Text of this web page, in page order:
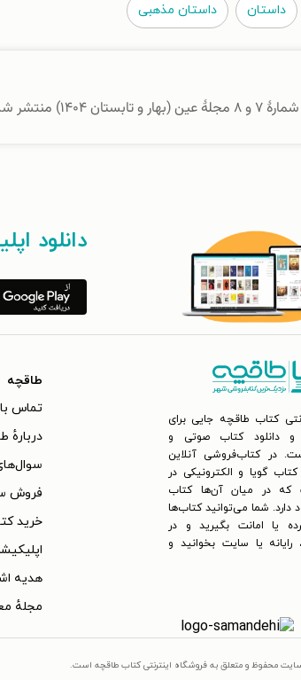
داستان داستان مذهبی
منتشر شده است.
دانلود
کتاب طاقچه جایی برای
و دانلود کتاب صوتی و
در کتاب‌فروشی آنلاین
گویا و الکترونیکی در
در میان آن‌ها کتاب
دارد. شما می‌توانید کتاب‌ها
یا امانت بگیرید و در
رایانه یا سایت بخوانید و
طاقچه
تماس
دربارهٔ
فروش
خرید
هدیه
مجلهٔ
محفوظ و متعلق به فروشگاه اینترنتی کتاب طاقچه است.